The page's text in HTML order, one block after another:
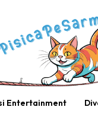
Entertainment